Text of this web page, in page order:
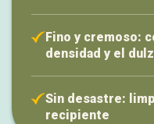
Fino y cremoso:
densidad y el
Sin desastre:
recipiente